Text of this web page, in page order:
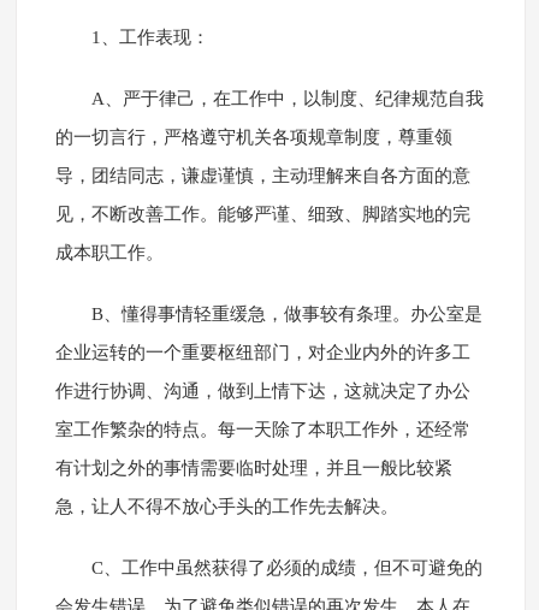
1、工作表现：
A、严于律己，在工作中，以制度、纪律规范自我
的一切言行，严格遵守机关各项规章制度，尊重领
导，团结同志，谦虚谨慎，主动理解来自各方面的意
见，不断改善工作。能够严谨、细致、脚踏实地的完
成本职工作。
B、懂得事情轻重缓急，做事较有条理。办公室是
企业运转的一个重要枢纽部门，对企业内外的许多工
作进行协调、沟通，做到上情下达，这就决定了办公
室工作繁杂的特点。每一天除了本职工作外，还经常
有计划之外的事情需要临时处理，并且一般比较紧
急，让人不得不放心手头的工作先去解决。
C、工作中虽然获得了必须的成绩，但不可避免的